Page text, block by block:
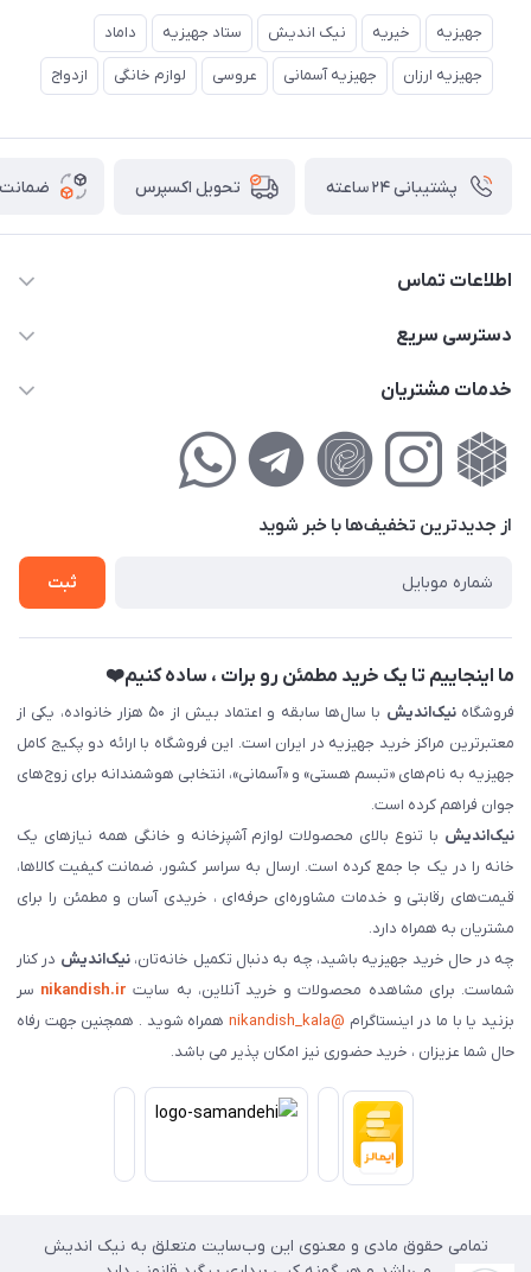
جهیزیه خیریه نیک اندیش ستاد جهیزیه داماد
جهیزیه ارزان جهیزیه آسمانی عروسی لوازم خانگی ازدواج
پشتیبانی ۲۴ ساعته تحویل اکسپرس ضمانت
اطلاعات تماس
02177111474
کوچه گلریز 4 غربی ، پلاک 13
دسترسی سریع
حساب کاربری
لیست محصولات
خدمات مشتریان
راهنمای‌خرید‌آنلاین
حریم خصوصی
فروش‌اقساطی
از جدید‌ترین تخفیف‌ها با‌ خبر شوید
ثبت
ما اینجاییم تا یک خرید مطمئن رو برات ، ساده کنیم❤️
فروشگاهنیک‌اندیش
با سال‌ها سابقه و اعتماد بیش از ۵۰ هزار خانواده، یکی از
معتبرترین مراکز خرید جهیزیه در ایران است. این فروشگاه با ارائه دو پکیج کامل
جهیزیه به نام‌های «تبسم هستی» و «آسمانی»، انتخابی هوشمندانه برای زوج‌های
جوان فراهم کرده است.
نیک‌اندیش با تنوع بالای محصولات لوازم آشپزخانه و خانگی همه نیازهای یک
خانه را در یک جا جمع کرده است. ارسال به سراسر کشور، ضمانت کیفیت کالاها،
قیمت‌های رقابتی و خدمات مشاوره‌ای حرفه‌ای ، خریدی آسان و مطمئن را برای
مشتریان به همراه دارد.
چه در حال خرید جهیزیه باشید، چه به دنبال تکمیل خانه‌تان،نیک‌اندیش در کنار
شماست. برای مشاهده محصولات و خرید آنلاین، به سایت nikandish.ir سر
بزنید یا با ما در اینستاگرام @nikandish_kala
همراه شوید . همچنین جهت رفاه
حال شما عزیزان ، خرید حضوری نیز امکان پذیر می باشد.
تمامی حقوق مادی و معنوی این وب‌سایت متعلق به نیک اندیش